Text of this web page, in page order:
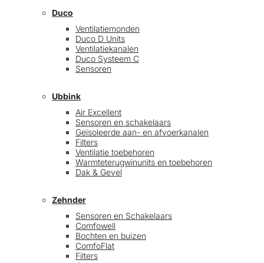
Duco
Ventilatiemonden
Duco D Units
Ventilatiekanalen
Duco Systeem C
Sensoren
Ubbink
Air Excellent
Sensoren en schakelaars
Geïsoleerde aan- en afvoerkanalen
Filters
Ventilatie toebehoren
Warmteterugwinunits en toebehoren
Dak & Gevel
Zehnder
Sensoren en Schakelaars
Comfowell
Bochten en buizen
ComfoFlat
Filters